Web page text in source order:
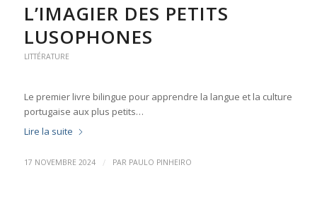
L’IMAGIER DES PETITS
LUSOPHONES
LITTÉRATURE
Le premier livre bilingue pour apprendre la langue et la culture
portugaise aux plus petits…
Lire la suite
17 NOVEMBRE 2024 / PAR PAULO PINHEIRO